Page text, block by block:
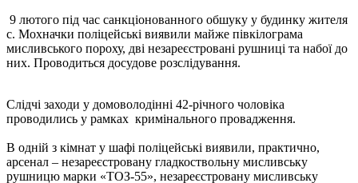
9 лютого під час санкціонованного обшуку у будинку жителя
с. Мохначки поліцейські виявили майже півкілограма
мисливського пороху, дві незареєстровані рушниці та набої до
них. Проводиться досудове розслідування.
Слідчі заходи у домоволодінні 42-річного чоловіка
проводились у рамках кримінального провадження.
В одній з кімнат у шафі поліцейські виявили, практично,
арсенал – незареєстровану гладкоствольну мисливську
рушницю марки «ТОЗ-55», незареєстровану мисливську